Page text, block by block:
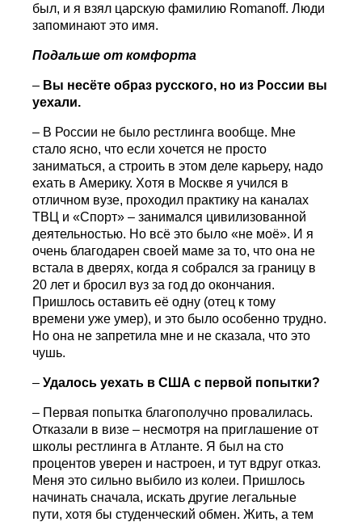
был, и я взял царскую фамилию Romanoff. Люди
запоминают это имя.
Подальше от комфорта
– Вы несёте образ русского, но из России вы
уехали.
– В России не было рестлинга вообще. Мне
стало ясно, что если хочется не просто
заниматься, а строить в этом деле карьеру, надо
ехать в Америку. Хотя в Москве я учился в
отличном вузе, проходил практику на каналах
ТВЦ и «Спорт» – занимался цивилизованной
деятельностью. Но всё это было «не моё». И я
очень благодарен своей маме за то, что она не
встала в дверях, когда я собрался за границу в
20 лет и бросил вуз за год до окончания.
Пришлось оставить её одну (отец к тому
времени уже умер), и это было особенно трудно.
Но она не запретила мне и не сказала, что это
чушь.
–Удалось уехать в США с первой попытки?
– Первая попытка благополучно провалилась.
Отказали в визе – несмотря на приглашение от
школы рестлинга в Атланте. Я был на сто
процентов уверен и настроен, и тут вдруг отказ.
Меня это сильно выбило из колеи. Пришлось
начинать сначала, искать другие легальные
пути, хотя бы студенческий обмен. Жить, а тем